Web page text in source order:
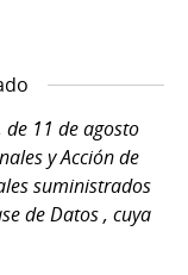
11 de agosto
y Acción de
suministrados
de Datos , cuya